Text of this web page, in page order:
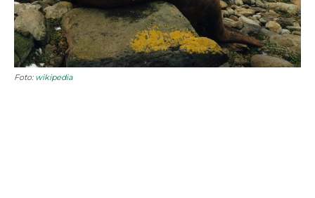
Foto: wikipedia